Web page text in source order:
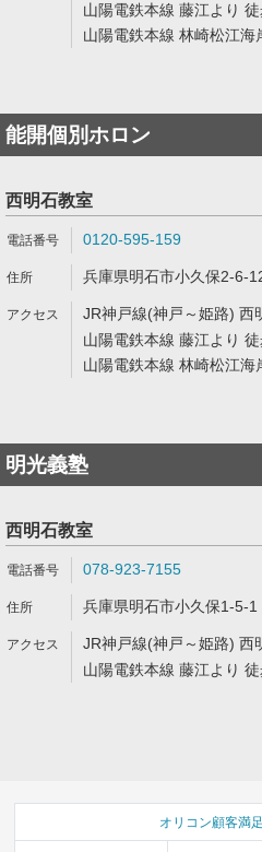
山陽電鉄本線 藤江より
山陽電鉄本線 林崎松江海
能開個別ホロン
西明石教室
0120-595-159
兵庫県明石市小久保2-6-
JR神戸線(神戸～姫路) 西
山陽電鉄本線 藤江より
山陽電鉄本線 林崎松江海
明光義塾
西明石教室
078-923-7155
兵庫県明石市小久保1-5-
JR神戸線(神戸～姫路) 西
山陽電鉄本線 藤江より
オリコン顧客満